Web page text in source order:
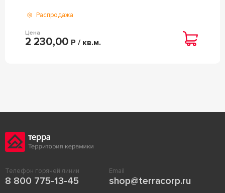
Распродажа
Цена
2 230,00 Р / кв.м.
Телефон горячей линии
8 800 775-13-45
Email
shop@terracorp.ru